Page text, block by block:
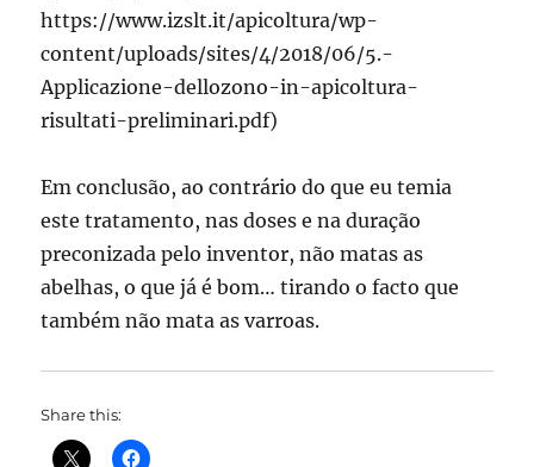
https://www.izslt.it/apicoltura/wp-
content/uploads/sites/4/2018/06/5.-
Applicazione-dellozono-in-apicoltura-
risultati-preliminari.pdf)
Em conclusão, ao contrário do que eu temia
este tratamento, nas doses e na duração
preconizada pelo inventor, não matas as
abelhas, o que já é bom… tirando o facto que
também não mata as varroas.
Share this: